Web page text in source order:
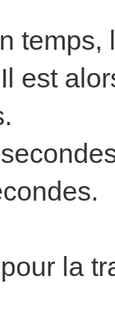
est
la